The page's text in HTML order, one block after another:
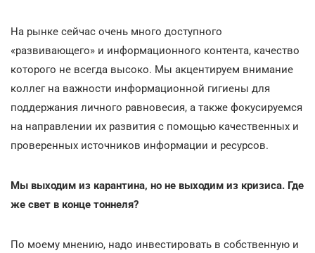
На рынке сейчас очень много доступного
«развивающего» и информационного контента, качество
которого не всегда высоко. Мы акцентируем внимание
коллег на важности информационной гигиены для
поддержания личного равновесия, а также фокусируемся
на направлении их развития с помощью качественных и
проверенных источников информации и ресурсов.
Мы выходим из карантина, но не выходим из кризиса. Где
же свет в конце тоннеля?
По моему мнению, надо инвестировать в собственную и